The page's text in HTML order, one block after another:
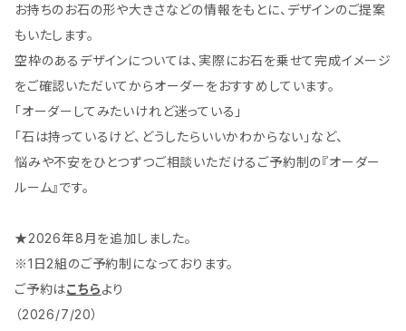
お持ちのお石の形や大きさなどの情報をもとに、デザインのご提案
もいたします。
空枠のあるデザインについては、実際にお石を乗せて完成イメージ
をご確認いただいてからオーダーをおすすめしています。
「オーダーしてみたいけれど迷っている」
「石は持っているけど、どうしたらいいかわからない」など、
悩みや不安をひとつずつご相談いただけるご予約制の『オーダー
ルーム』です。
★2026年8月を追加しました。
※1日2組のご予約制になっております。
ご予約はこちらより
（2026/7/20）